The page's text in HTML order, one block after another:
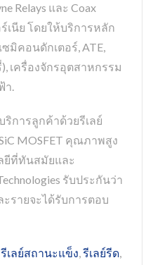
Relays และ Coax
เนีย โดยให้บริการหลัก
มิคอนดักเตอร์, ATE,
เครื่องจักรอุตสาหกรรม
า.
ริการลูกค้าด้วยรีเลย์
MOSFET คุณภาพสูง
ยีที่ทันสมัยและ
รับประกันว่า
รายจะได้รับการตอบ
รีเลย์สถานะแข็ง,รีเลย์รีด,